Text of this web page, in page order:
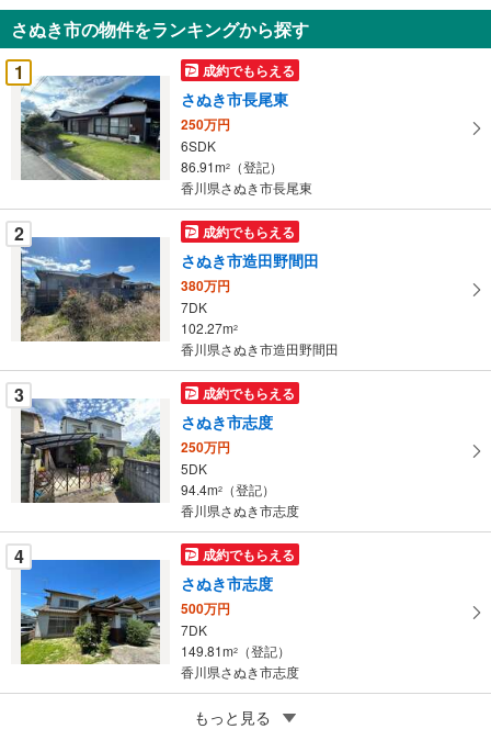
知
を
受
け
取
る
・
条
件
を
マ
イ
ペ
ー
に
保
存
す
る
さぬき市の物件をランキングから探す
1
成約でもらえる
さぬき市長尾東
250万円
6SDK
86.91m2
（登記）
香川県さぬき市長尾東
2 成約でもらえる
さぬき市造田野間田
380万円
7DK
102.27m2
香川県さぬき市造田野間田
3 成約でもらえる
さぬき市志度
250万円
5DK
94.4m2
（登記）
香川県さぬき市志度
4 成約でもらえる
さぬき市志度
500万円
7DK
149.81m2
（登記）
香川県さぬき市志度
成約でもらえる
もっと見る